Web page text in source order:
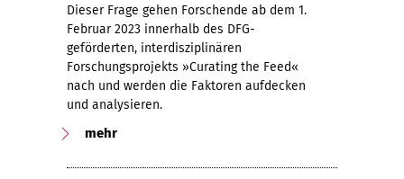
Dieser Frage gehen Forschende ab dem 1.
Februar 2023 innerhalb des DFG-
geförderten, interdisziplinären
Forschungsprojekts »Curating the Feed«
nach und werden die Faktoren aufdecken
und analysieren.
mehr